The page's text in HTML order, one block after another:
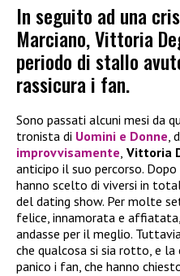
In seguito ad una
Marciano, Vittoria
periodo di stallo
rassicura i fan.
Sono passati alcuni mesi da
tronista di Uomini e Donne,
improvvisamente, Vittoria
anticipo il suo percorso.
hanno scelto di viversi in
del dating show. Per molte
felice, innamorata e
andasse per il meglio.
che qualcosa si sia rotto, e
panico i fan, che hanno